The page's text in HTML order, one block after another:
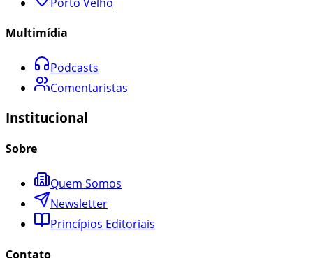
Multimídia
Podcasts
Comentaristas
Institucional
Sobre
Quem Somos
Newsletter
Princípios Editoriais
Contato